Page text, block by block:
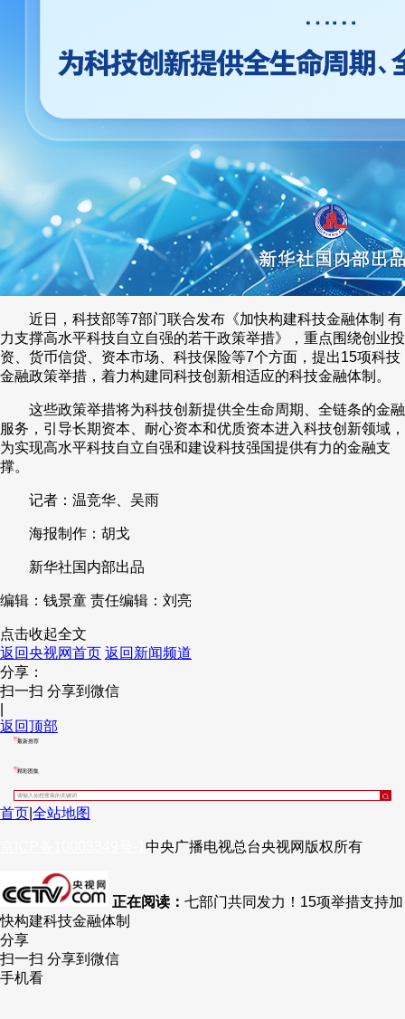
近日，科技部等7部门联合发布《加快构建科技金融体制 有
力支撑高水平科技自立自强的若干政策举措》，重点围绕创业投
资、货币信贷、资本市场、科技保险等7个方面，提出15项科技
金融政策举措，着力构建同科技创新相适应的科技金融体制。
这些政策举措将为科技创新提供全生命周期、全链条的金融
服务，引导长期资本、耐心资本和优质资本进入科技创新领域，
为实现高水平科技自立自强和建设科技强国提供有力的金融支
撑。
记者：温竞华、吴雨
海报制作：胡戈
新华社国内部出品
编辑：钱景童 责任编辑：刘亮
点击收起全文
返回央视网首页 返回新闻频道
分享：
扫一扫 分享到微信
返回顶部
最新推荐
精彩图集
首页 全站地图
中央广播电视总台央视网 版权所有
正在阅读： 七部门共同发力！15项举措支持加
快构建科技金融体制
分享
扫一扫 分享到微信
手机看